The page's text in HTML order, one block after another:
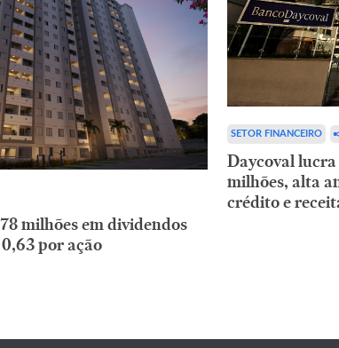
milhões em dividendos
por ação
SETOR FINANCEIRO
Daycoval
milhões, alta
crédito e